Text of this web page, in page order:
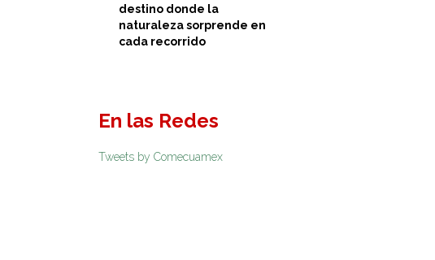
destino donde la
naturaleza sorprende en
cada recorrido
En las Redes
Tweets by Comecuamex